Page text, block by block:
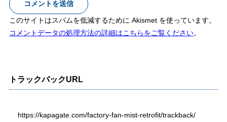
このサイトはスパムを低減するために Akismet を使っています。
コメントデータの処理方法の詳細はこちらをご覧ください。
トラックバックURL
https://kapagate.com/factory-fan-mist-retrofit/trackback/